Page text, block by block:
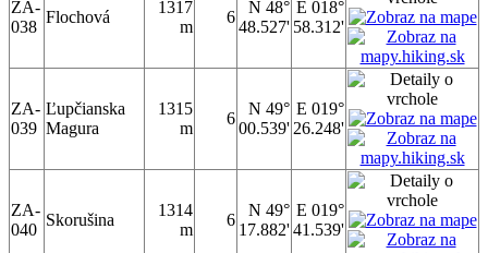
ZA-
038
Flochová
1317
m
6
N 48°
48.527'
E 018°
58.312'
ZA-
039
Ľupčianska
Magura
1315
m
6
N 49°
00.539'
E 019°
26.248'
ZA-
040
Skorušina
1314
m
6
N 49°
17.882'
E 019°
41.539'